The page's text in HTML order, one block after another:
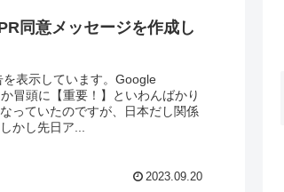
同意メッセージを作成し
表示しています。Google
冒頭に【重要！】といわんばかり
っていたのですが、日本だし関係
かし先日ア...
2023.09.20